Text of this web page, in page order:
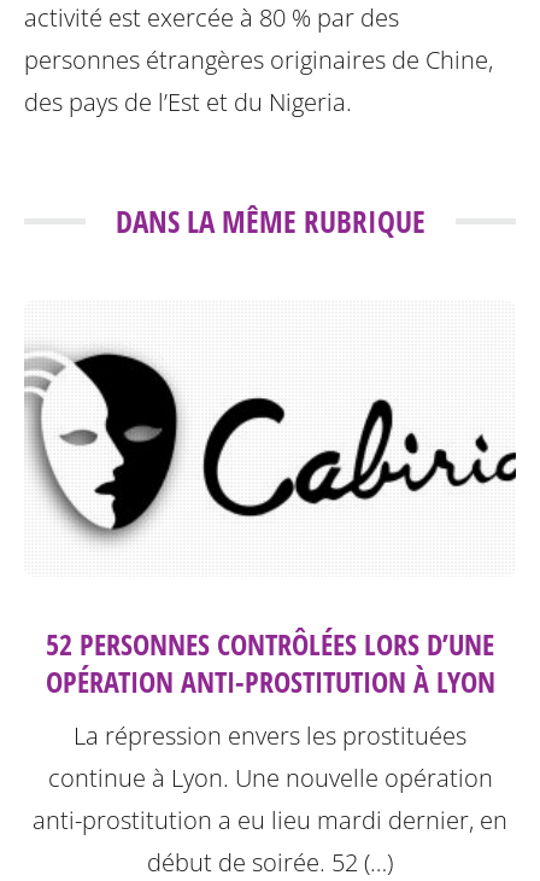
activité est exercée à 80 % par des
personnes étrangères originaires de Chine,
des pays de l’Est et du Nigeria.
DANS LA MÊME RUBRIQUE
52 PERSONNES CONTRÔLÉES LORS D’UNE
OPÉRATION ANTI-PROSTITUTION À LYON
La répression envers les prostituées
continue à Lyon. Une nouvelle opération
anti-prostitution a eu lieu mardi dernier, en
début de soirée. 52 (…)